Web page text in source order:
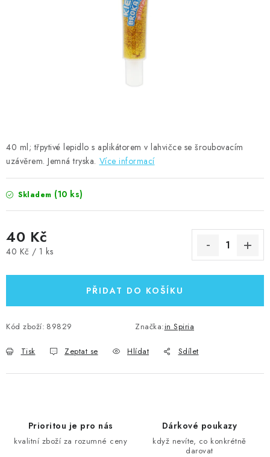
Obchodní podmínky
40 ml; třpytivé lepidlo s aplikátorem v lahvičce se šroubovacím
uzávěrem. Jemná tryska. Více informací
Skladem (10 ks)
40 Kč
Měrná cena:
40 Kč / 1 ks
PŘIDAT DO KOŠÍKU
Kód zboží: 89829 Značka:in Spiria
Tisk Zeptat se Hlídat Sdílet
Prioritou je pro nás
kvalitní zboží za rozumné ceny
Dárkové poukazy
když nevíte, co konkrétně
darovat